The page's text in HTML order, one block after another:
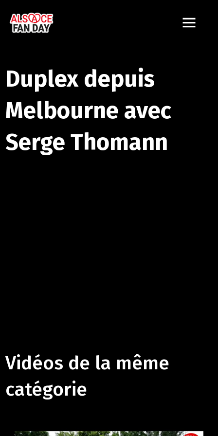
Duplex depuis
Melbourne avec
Serge Thomann
Vidéos de la même
catégorie